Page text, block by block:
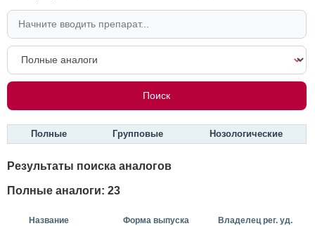
Полные Групповые Нозологические
Результаты поиска аналогов
Полные аналоги: 23
Название Форма выпуска Владелец рег. уд.